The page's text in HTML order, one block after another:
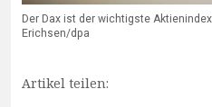
Der Dax ist der wichtigste
Erichsen/dpa
Artikel teilen: